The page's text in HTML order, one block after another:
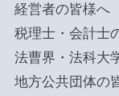
経営者の皆様へ
税理士・会計士
法曹界・法科大
地方公共団体の